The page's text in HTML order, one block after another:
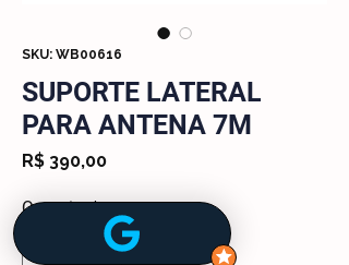
SKU: WB00616
SUPORTE LATERAL
PARA ANTENA 7M
R$ 390,00Price
Quantity *